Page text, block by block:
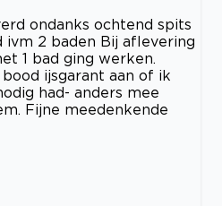
ondanks ochtend spits
ivm 2 baden Bij aflevering
1 bad ging werken.
ijsgarant aan of ik
had- anders mee
Fijne meedenkende